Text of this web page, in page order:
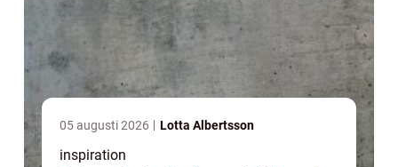
05 augusti 2026 Lotta Albertsson
inspiration